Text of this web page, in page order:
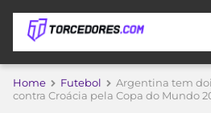
APOSTAS
Home Futebol
Argentina tem
contra Croácia pela Copa do Mundo